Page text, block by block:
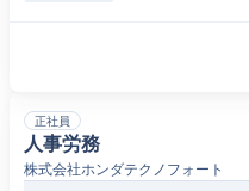
正社員
人事労務
株式会社ホンダテクノフォート